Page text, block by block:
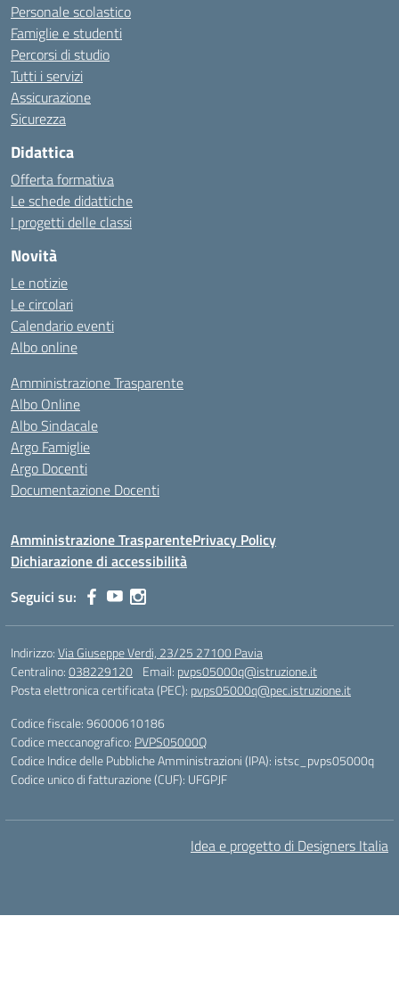
Personale scolastico
Famiglie e studenti
Percorsi di studio
Tutti i servizi
Assicurazione
Sicurezza
Didattica
Offerta formativa
Le schede didattiche
I progetti delle classi
Novità
Le notizie
Le circolari
Calendario eventi
Albo online
Amministrazione Trasparente
Albo Online
Albo Sindacale
Argo Famiglie
Argo Docenti
Documentazione Docenti
Amministrazione TrasparentePrivacy Policy
Dichiarazione di accessibilità
Seguici su:
Indirizzo:Via Giuseppe Verdi, 23/25 27100 Pavia
Centralino:038229120 Email: pvps05000q@istruzione.it
Posta elettronica certificata (PEC): pvps05000q@pec.istruzione.it
Codice fiscale: 96000610186
Codice meccanografico: PVPS05000Q
Codice Indice delle Pubbliche Amministrazioni (IPA): istsc_pvps05000q
Codice unico di fatturazione (CUF): UFGPJF
Idea e progetto di Designers Italia